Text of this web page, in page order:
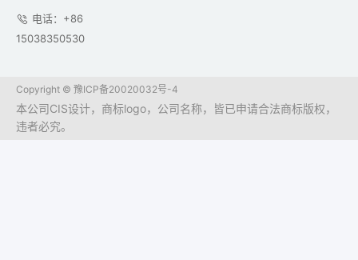
电话：+86
15038350530
Copyright © 豫ICP备20020032号-4
本公司CIS设计，商标logo，公司名称，皆已申请合法商标版权，
违者必究。